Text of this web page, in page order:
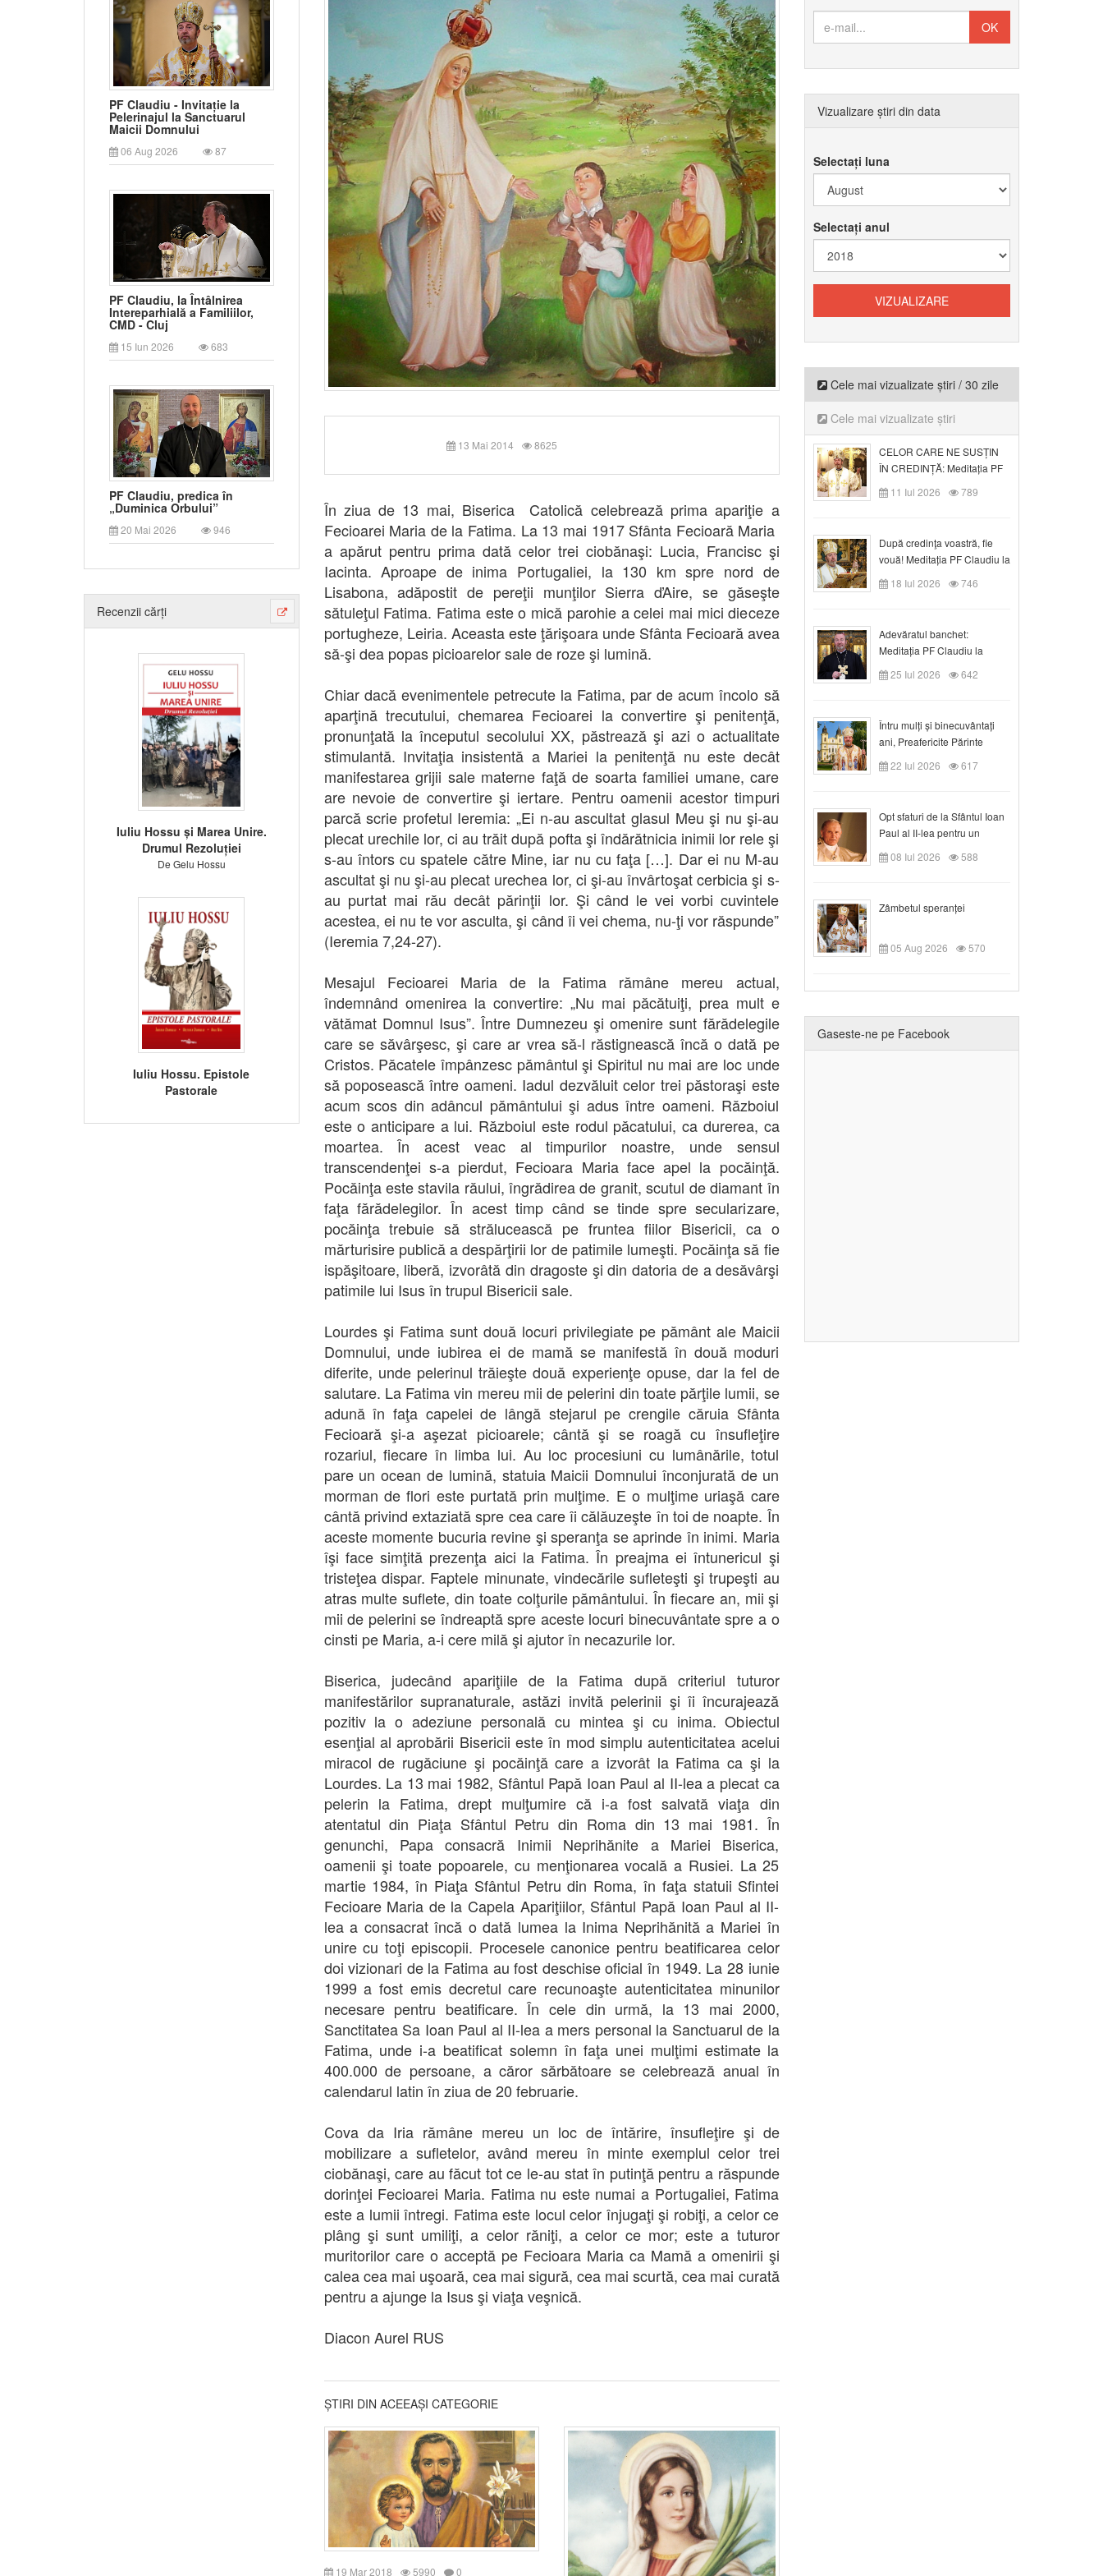
PF Claudiu - Invitație la
Pelerinajul la Sanctuarul
Maicii Domnului
06 Aug 2026 87
PF Claudiu, la Întâlnirea
Intereparhială a Familiilor,
CMD - Cluj
15 Iun 2026 683
PF Claudiu, predica în
„Duminica Orbului”
20 Mai 2026 946
Recenzii cărți
Iuliu Hossu și Marea Unire.
Drumul Rezoluției
De Gelu Hossu
Iuliu Hossu. Epistole
Pastorale
13 Mai 2014 8625
În ziua de 13 mai, Biserica Catolică celebrează prima apariţie a
Fecioarei Maria de la Fatima. La 13 mai 1917 Sfânta Fecioară Maria
a apărut pentru prima dată celor trei ciobănaşi: Lucia, Francisc şi
Iacinta. Aproape de inima Portugaliei, la 130 km spre nord de
Lisabona, adăpostit de pereţii munţilor Sierra ďAire, se găseşte
sătuleţul Fatima. Fatima este o mică parohie a celei mai mici dieceze
portugheze, Leiria. Aceasta este ţărişoara unde Sfânta Fecioară avea
să-şi dea popas picioarelor sale de roze şi lumină.
Chiar dacă evenimentele petrecute la Fatima, par de acum încolo să
aparţină trecutului, chemarea Fecioarei la convertire şi penitenţă,
pronunţată la începutul secolului XX, păstrează şi azi o actualitate
stimulantă. Invitaţia insistentă a Mariei la penitenţă nu este decât
manifestarea grijii sale materne faţă de soarta familiei umane, care
are nevoie de convertire şi iertare. Pentru oamenii acestor timpuri
parcă scrie profetul Ieremia: „Ei n-au ascultat glasul Meu şi nu şi-au
plecat urechile lor, ci au trăit după pofta şi îndărătnicia inimii lor rele şi
s-au întors cu spatele către Mine, iar nu cu faţa […]. Dar ei nu M-au
ascultat şi nu şi-au plecat urechea lor, ci şi-au învârtoşat cerbicia şi s-
au purtat mai rău decât părinţii lor. Şi când le vei vorbi cuvintele
acestea, ei nu te vor asculta, şi când îi vei chema, nu-ţi vor răspunde”
(Ieremia 7,24-27).
Mesajul Fecioarei Maria de la Fatima rămâne mereu actual,
îndemnând omenirea la convertire: „Nu mai păcătuiţi, prea mult e
vătămat Domnul Isus”. Între Dumnezeu şi omenire sunt fărădelegile
care se săvârşesc, şi care ar vrea să-l răstignească încă o dată pe
Cristos. Păcatele împânzesc pământul şi Spiritul nu mai are loc unde
să poposească între oameni. Iadul dezvăluit celor trei păstoraşi este
acum scos din adâncul pământului şi adus între oameni. Războiul
este o anticipare a lui. Războiul este rodul păcatului, ca durerea, ca
moartea. În acest veac al timpurilor noastre, unde sensul
transcendenţei s-a pierdut, Fecioara Maria face apel la pocăinţă.
Pocăinţa este stavila răului, îngrădirea de granit, scutul de diamant în
faţa fărădelegilor. În acest timp când se tinde spre secularizare,
pocăinţa trebuie să strălucească pe fruntea fiilor Bisericii, ca o
mărturisire publică a despărţirii lor de patimile lumeşti. Pocăinţa să fie
ispăşitoare, liberă, izvorâtă din dragoste şi din datoria de a desăvârşi
patimile lui Isus în trupul Bisericii sale.
Lourdes şi Fatima sunt două locuri privilegiate pe pământ ale Maicii
Domnului, unde iubirea ei de mamă se manifestă în două moduri
diferite, unde pelerinul trăieşte două experienţe opuse, dar la fel de
salutare. La Fatima vin mereu mii de pelerini din toate părţile lumii, se
adună în faţa capelei de lângă stejarul pe crengile căruia Sfânta
Fecioară şi-a aşezat picioarele; cântă şi se roagă cu însufleţire
rozariul, fiecare în limba lui. Au loc procesiuni cu lumânările, totul
pare un ocean de lumină, statuia Maicii Domnului înconjurată de un
morman de flori este purtată prin mulţime. E o mulţime uriaşă care
cântă privind extaziată spre cea care îi călăuzeşte în toi de noapte. În
aceste momente bucuria revine şi speranţa se aprinde în inimi. Maria
îşi face simţită prezenţa aici la Fatima. În preajma ei întunericul şi
tristeţea dispar. Faptele minunate, vindecările sufleteşti şi trupeşti au
atras multe suflete, din toate colţurile pământului. În fiecare an, mii şi
mii de pelerini se îndreaptă spre aceste locuri binecuvântate spre a o
cinsti pe Maria, a-i cere milă şi ajutor în necazurile lor.
Biserica, judecând apariţiile de la Fatima după criteriul tuturor
manifestărilor supranaturale, astăzi invită pelerinii şi îi încurajează
pozitiv la o adeziune personală cu mintea şi cu inima. Obiectul
esenţial al aprobării Bisericii este în mod simplu autenticitatea acelui
miracol de rugăciune şi pocăinţă care a izvorât la Fatima ca şi la
Lourdes. La 13 mai 1982, Sfântul Papă Ioan Paul al II-lea a plecat ca
pelerin la Fatima, drept mulţumire că i-a fost salvată viaţa din
atentatul din Piaţa Sfântul Petru din Roma din 13 mai 1981. În
genunchi, Papa consacră Inimii Neprihănite a Mariei Biserica,
oamenii şi toate popoarele, cu menţionarea vocală a Rusiei. La 25
martie 1984, în Piaţa Sfântul Petru din Roma, în faţa statuii Sfintei
Fecioare Maria de la Capela Apariţiilor, Sfântul Papă Ioan Paul al II-
lea a consacrat încă o dată lumea la Inima Neprihănită a Mariei în
unire cu toţi episcopii. Procesele canonice pentru beatificarea celor
doi vizionari de la Fatima au fost deschise oficial în 1949. La 28 iunie
1999 a fost emis decretul care recunoaşte autenticitatea minunilor
necesare pentru beatificare. În cele din urmă, la 13 mai 2000,
Sanctitatea Sa Ioan Paul al II-lea a mers personal la Sanctuarul de la
Fatima, unde i-a beatificat solemn în faţa unei mulţimi estimate la
400.000 de persoane, a căror sărbătoare se celebrează anual în
calendarul latin în ziua de 20 februarie.
Cova da Iria rămâne mereu un loc de întărire, însufleţire şi de
mobilizare a sufletelor, având mereu în minte exemplul celor trei
ciobănaşi, care au făcut tot ce le-au stat în putinţă pentru a răspunde
dorinţei Fecioarei Maria. Fatima nu este numai a Portugaliei, Fatima
este a lumii întregi. Fatima este locul celor înjugaţi şi robiţi, a celor ce
plâng şi sunt umiliţi, a celor răniţi, a celor ce mor; este a tuturor
muritorilor care o acceptă pe Fecioara Maria ca Mamă a omenirii şi
calea cea mai uşoară, cea mai sigură, cea mai scurtă, cea mai curată
pentru a ajunge la Isus şi viaţa veşnică.
Diacon Aurel RUS
ȘTIRI DIN ACEEAȘI CATEGORIE
19 Mar 2018 5990 0
Vizualizare știri din data
Selectați luna
Selectați anul
Cele mai vizualizate știri / 30 zile
Cele mai vizualizate știri
CELOR CARE NE SUSȚIN
ÎN CREDINȚĂ: Meditația PF
Claudiu la Duminica a VI-a
după Rusalii
11 Iul 2026 789
După credinţa voastră, fie
vouă! Meditația PF Claudiu la
duminica a VII-a după Rusalii
18 Iul 2026 746
Adevăratul banchet:
Meditația PF Claudiu la
Duminica a VIII-a după
Rusalii
25 Iul 2026 642
Întru mulți și binecuvântați
ani, Preafericite Părinte
Claudiu!
22 Iul 2026 617
Opt sfaturi de la Sfântul Ioan
Paul al II-lea pentru un
creștin
08 Iul 2026 588
Zâmbetul speranței
05 Aug 2026 570
Gaseste-ne pe Facebook